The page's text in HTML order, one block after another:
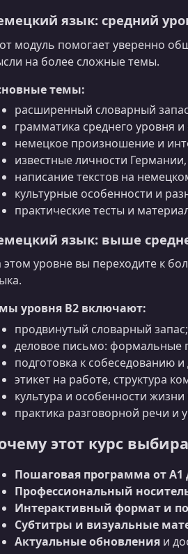
язык: средний
модуль помогает уверенно
на более сложные темы.
темы:
расширенный словарный
грамматика среднего уровня и
немецкое произношение и
известные личности
написание текстов на
культурные особенности и
практические тесты и
язык: выше
этом уровне вы переходите к
уровня B2 включают:
продвинутый словарный запас;
деловое письмо: формальные
подготовка к собеседованию
этикет на работе, структура
культура и особенности
практика разговорной речи и
этот курс
Пошаговая программа от A1
Профессиональный
Интерактивный формат и
Субтитры и визуальные
Актуальные обновления и